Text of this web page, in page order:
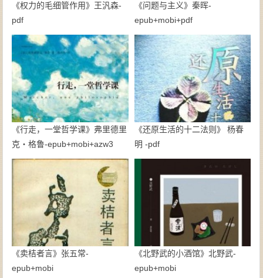
《权力的毛细管作用》王汎森-
pdf
《问题与主义》秦晖-
epub+mobi+pdf
《行走，一堂哲学课》弗里德里
克・格鲁-epub+mobi+azw3
《还原生活的十二法则》 杨春
明 -pdf
《卖桔者言》张五常-
epub+mobi
《北野武的小酒馆》北野武-
epub+mobi